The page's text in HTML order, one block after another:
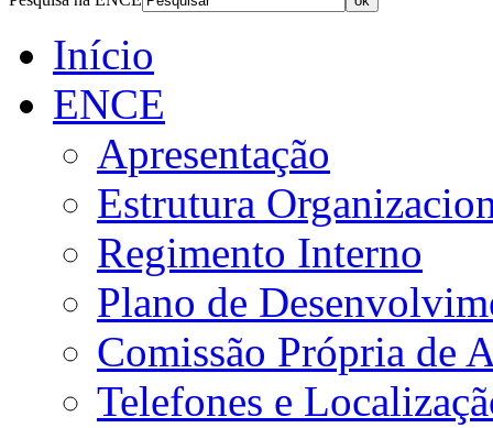
Início
ENCE
Apresentação
Estrutura
Regimento Interno
Plano de
Comissão Própria de
Telefones e